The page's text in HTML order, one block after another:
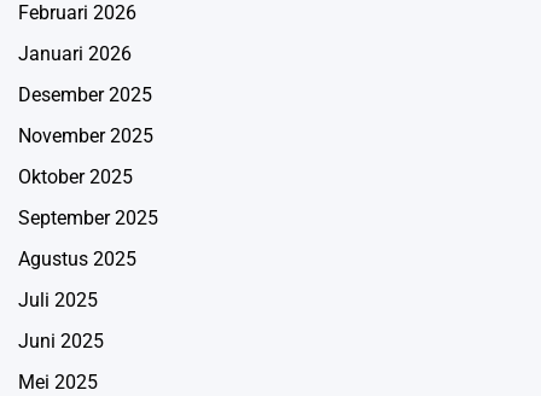
Februari 2026
Januari 2026
Desember 2025
November 2025
Oktober 2025
September 2025
Agustus 2025
Juli 2025
Juni 2025
Mei 2025